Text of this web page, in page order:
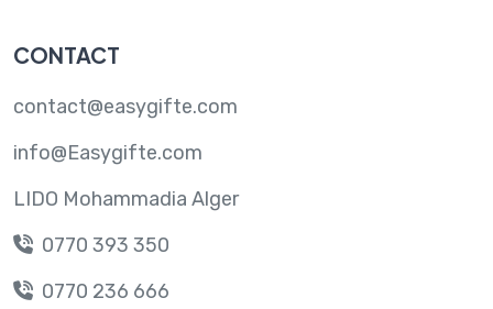
CONTACT
contact@easygifte.com
info@Easygifte.com
LIDO Mohammadia Alger
0770 393 350
0770 236 666